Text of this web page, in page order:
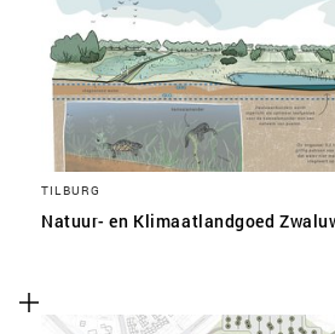
TILBURG
Natuur- en Klimaatlandgoed